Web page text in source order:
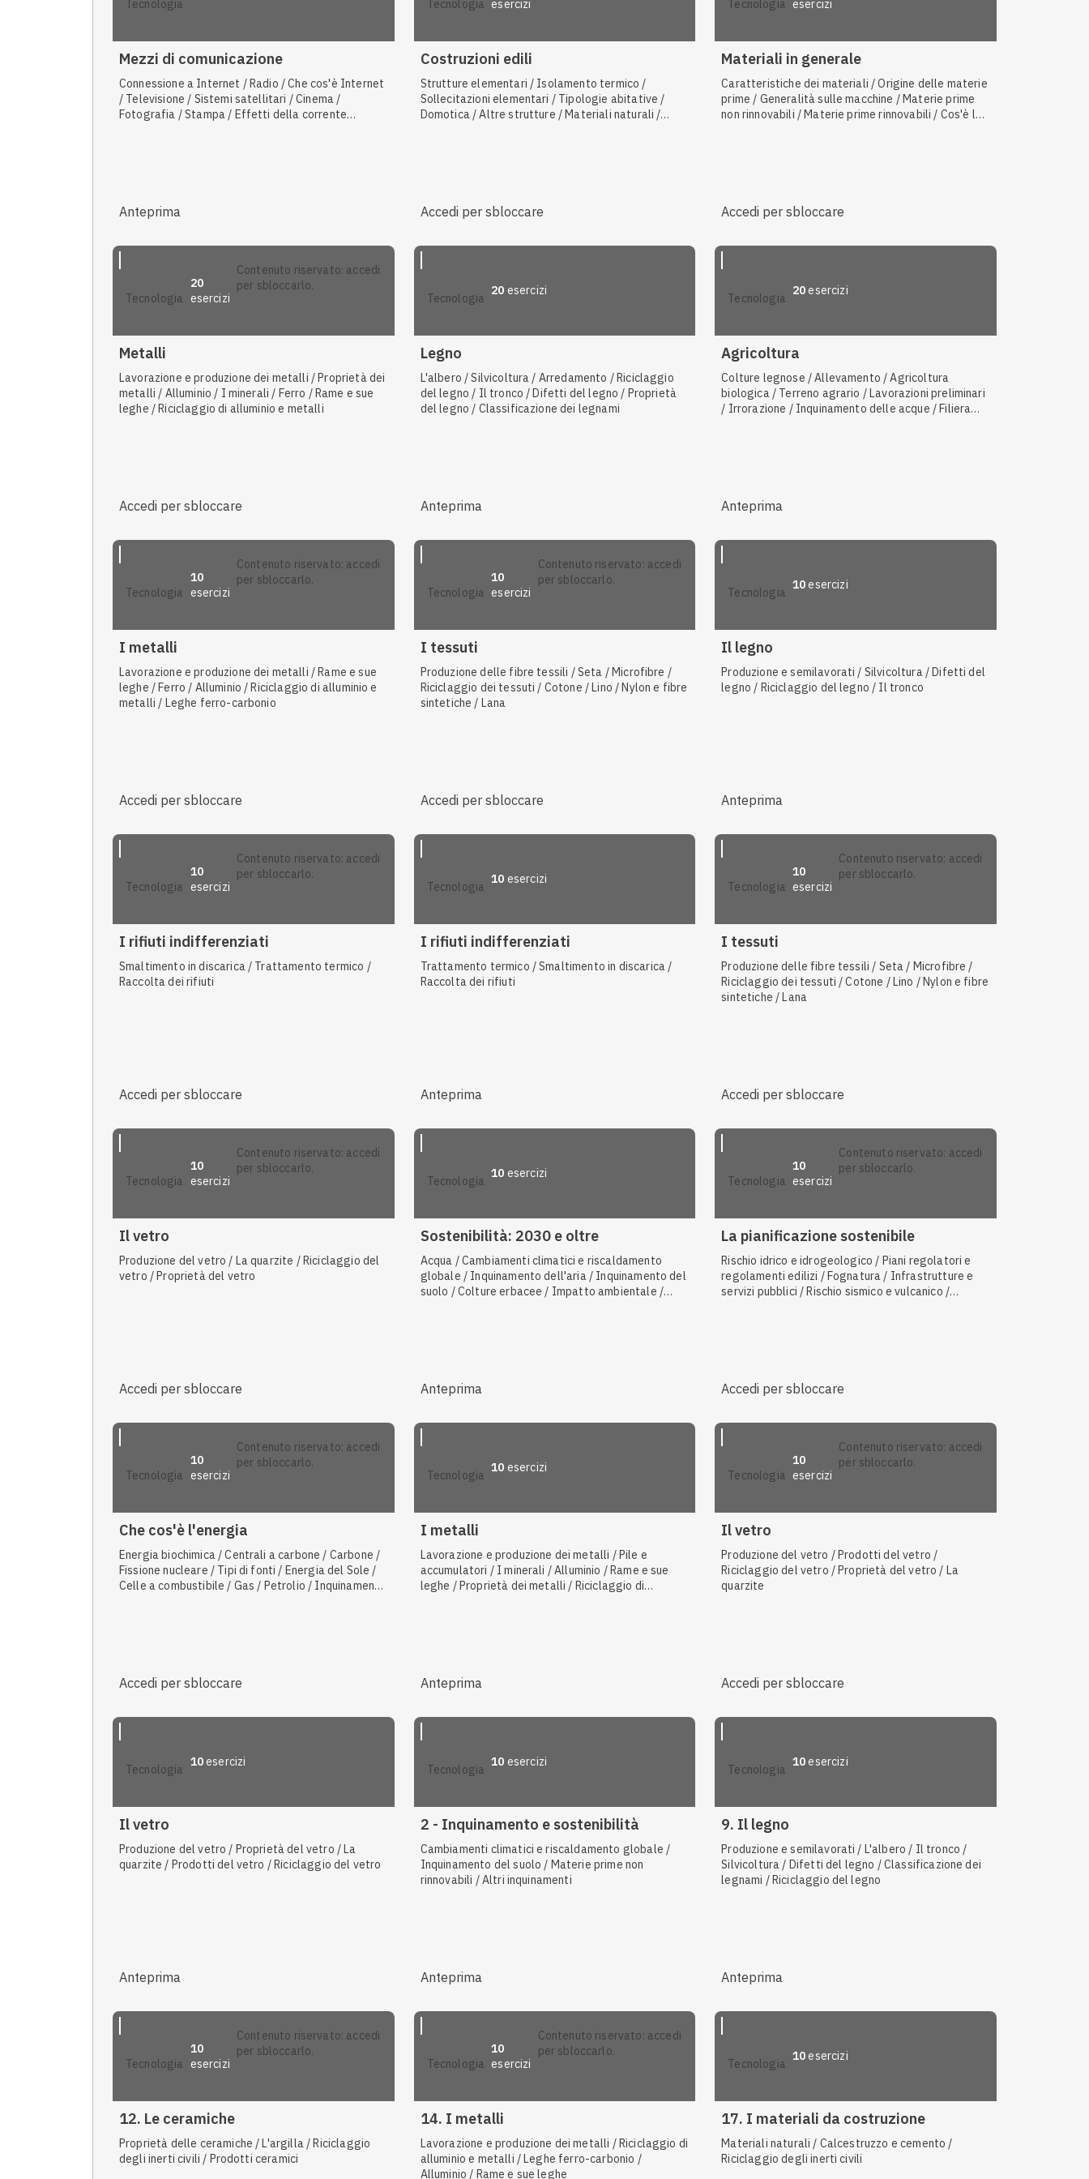
tecnologia
Mezzi di comunicazione
Connessione a Internet / Radio / Che cos'è Internet
/ Televisione / Sistemi satellitari / Cinema /
Fotografia / Stampa / Effetti della corrente
Anteprima
tecnologia esercizi
Costruzioni edili
Strutture elementari / Isolamento termico /
Sollecitazioni elementari / Tipologie abitative /
Domotica / Altre strutture / Materiali naturali /
Accedi per sbloccare
tecnologia esercizi
Materiali in generale
Caratteristiche dei materiali / Origine delle materie
prime / Generalità sulle macchine / Materie prime
non rinnovabili / Materie prime rinnovabili / Cos'è la
Accedi per sbloccare
tecnologia
20
esercizi
contenuto riservato: accedi
per sbloccarlo.
Metalli
Lavorazione e produzione dei metalli / Proprietà dei
metalli / Alluminio / I minerali / Ferro / Rame e sue
leghe / Riciclaggio di alluminio e metalli
Accedi per sbloccare
tecnologia
20 esercizi
Legno
L'albero / Silvicoltura / Arredamento / Riciclaggio
del legno / Il tronco / Difetti del legno / Proprietà
del legno / Classificazione dei legnami
Anteprima
tecnologia
20 esercizi
Agricoltura
Colture legnose / Allevamento / Agricoltura
biologica / Terreno agrario / Lavorazioni preliminari
/ Irrorazione / Inquinamento delle acque / Filiera
Anteprima
tecnologia
10
esercizi
contenuto riservato: accedi
per sbloccarlo.
I metalli
Lavorazione e produzione dei metalli / Rame e sue
leghe / Ferro / Alluminio / Riciclaggio di alluminio e
metalli / Leghe ferro-carbonio
Accedi per sbloccare
tecnologia
10
esercizi
contenuto riservato: accedi
per sbloccarlo.
I tessuti
Produzione delle fibre tessili / Seta / Microfibre /
Riciclaggio dei tessuti / Cotone / Lino / Nylon e fibre
sintetiche / Lana
Accedi per sbloccare
tecnologia
10 esercizi
Il legno
Produzione e semilavorati / Silvicoltura / Difetti del
legno / Riciclaggio del legno / Il tronco
Anteprima
tecnologia
10
esercizi
contenuto riservato: accedi
per sbloccarlo.
I rifiuti indifferenziati
Smaltimento in discarica / Trattamento termico /
Raccolta dei rifiuti
Accedi per sbloccare
tecnologia
10 esercizi
I rifiuti indifferenziati
Trattamento termico / Smaltimento in discarica /
Raccolta dei rifiuti
Anteprima
tecnologia
10
esercizi
contenuto riservato: accedi
per sbloccarlo.
I tessuti
Produzione delle fibre tessili / Seta / Microfibre /
Riciclaggio dei tessuti / Cotone / Lino / Nylon e fibre
sintetiche / Lana
Accedi per sbloccare
tecnologia
10
esercizi
contenuto riservato: accedi
per sbloccarlo.
Il vetro
Produzione del vetro / La quarzite / Riciclaggio del
vetro / Proprietà del vetro
Accedi per sbloccare
tecnologia
10 esercizi
Sostenibilità: 2030 e oltre
Acqua / Cambiamenti climatici e riscaldamento
globale / Inquinamento dell'aria / Inquinamento del
suolo / Colture erbacee / Impatto ambientale /
Anteprima
tecnologia
10
esercizi
contenuto riservato: accedi
per sbloccarlo.
La pianificazione sostenibile
Rischio idrico e idrogeologico / Piani regolatori e
regolamenti edilizi / Fognatura / Infrastrutture e
servizi pubblici / Rischio sismico e vulcanico /
Accedi per sbloccare
tecnologia
10
esercizi
contenuto riservato: accedi
per sbloccarlo.
Che cos'è l'energia
Energia biochimica / Centrali a carbone / Carbone /
Fissione nucleare / Tipi di fonti / Energia del Sole /
Celle a combustibile / Gas / Petrolio / Inquinamento
Accedi per sbloccare
tecnologia
10 esercizi
I metalli
Lavorazione e produzione dei metalli / Pile e
accumulatori / I minerali / Alluminio / Rame e sue
leghe / Proprietà dei metalli / Riciclaggio di
Anteprima
tecnologia
10
esercizi
contenuto riservato: accedi
per sbloccarlo.
Il vetro
Produzione del vetro / Prodotti del vetro /
Riciclaggio del vetro / Proprietà del vetro / La
quarzite
Accedi per sbloccare
tecnologia
10esercizi
Il vetro
Produzione del vetro / Proprietà del vetro / La
quarzite / Prodotti del vetro / Riciclaggio del vetro
Anteprima
tecnologia
10 esercizi
2 - Inquinamento e sostenibilità
Cambiamenti climatici e riscaldamento globale /
Inquinamento del suolo / Materie prime non
rinnovabili / Altri inquinamenti
Anteprima
tecnologia
10 esercizi
9. Il legno
Produzione e semilavorati / L'albero / Il tronco /
Silvicoltura / Difetti del legno / Classificazione dei
legnami / Riciclaggio del legno
Anteprima
tecnologia
10
esercizi
contenuto riservato: accedi
per sbloccarlo.
12. Le ceramiche
Proprietà delle ceramiche / L'argilla / Riciclaggio
degli inerti civili / Prodotti ceramici
tecnologia
10
esercizi
contenuto riservato: accedi
per sbloccarlo.
14. I metalli
Lavorazione e produzione dei metalli / Riciclaggio di
alluminio e metalli / Leghe ferro-carbonio /
Alluminio / Rame e sue leghe
tecnologia
10 esercizi
17. I materiali da costruzione
Materiali naturali / Calcestruzzo e cemento /
Riciclaggio degli inerti civili